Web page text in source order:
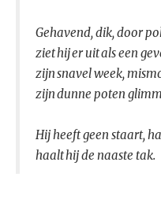
Gehavend, dik, door
ziet hij er uit als een
zijn snavel week,
zijn dunne poten
Hij heeft geen staart,
haalt hij de naaste tak.